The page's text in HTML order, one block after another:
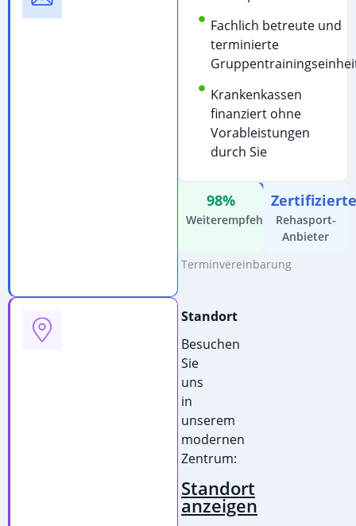
Schreiben
detaillierte
Informationen:
schreiben
Kostenfreie
Terminvereinbarung
Standort
Besuchen
Sie
uns
in
unserem
modernen
Zentrum:
Standort
anzeigen
Fachlich betreute und
terminierte
Krankenkassen
finanziert ohne
Vorableistungen
durch Sie
98%
WeiterempfehlungRehasport-
Anbieter